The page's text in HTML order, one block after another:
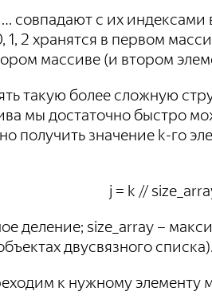
совпадают с их
2 хранятся в первом
массиве (и втором
такую более сложную
мы достаточно быстро
получить значение k-го
j = k //
деление; size_array –
двусвязного списка).
к нужному элементу